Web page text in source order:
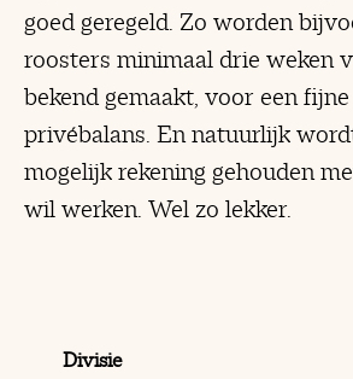
goed geregeld. Zo worden
roosters minimaal drie weken
bekend gemaakt, voor een
privébalans. En natuurlijk
mogelijk rekening gehouden
wil werken. Wel zo lekker.
Divisie